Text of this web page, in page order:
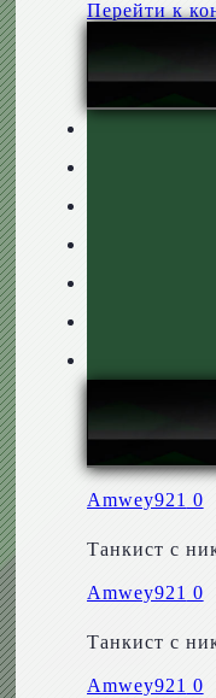
Перейти к
Amwey921 0
Танкист с
Amwey921 0
Танкист с
Amwey921 0